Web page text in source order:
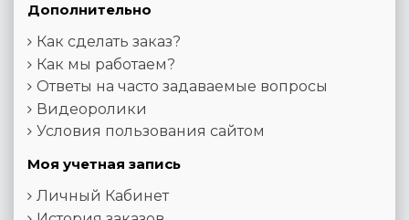
Дополнительно
Как сделать заказ?
Как мы работаем?
Ответы на часто задаваемые вопросы
Видеоролики
Условия пользования сайтом
Моя учетная запись
Личный Кабинет